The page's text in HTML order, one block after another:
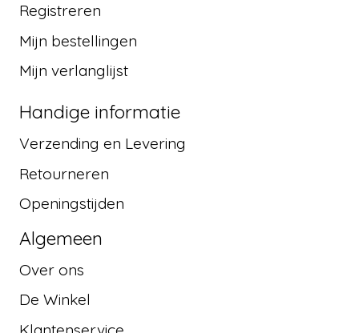
Registreren
Mijn bestellingen
Mijn verlanglijst
Handige informatie
Verzending en Levering
Retourneren
Openingstijden
Algemeen
Over ons
De Winkel